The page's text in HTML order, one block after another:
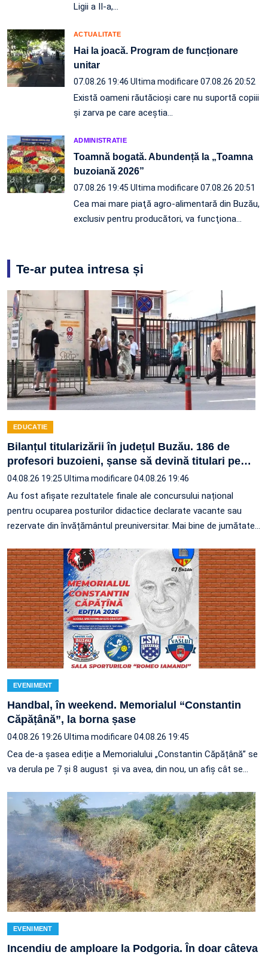
Ligii a II-a,…
ACTUALITATE
Hai la joacă. Program de funcționare
unitar
07.08.26 19:46 Ultima modificare 07.08.26 20:52
Există oameni răutăcioși care nu suportă copiii
și zarva pe care aceștia…
ADMINISTRATIE
Toamnă bogată. Abundență la „Toamna
buzoiană 2026”
07.08.26 19:45 Ultima modificare 07.08.26 20:51
Cea mai mare piaţă agro-alimentară din Buzău,
exclusiv pentru producători, va funcţiona…
Te-ar putea intresa și
EDUCATIE
Bilanțul titularizării în județul Buzău. 186 de
profesori buzoieni, șanse să devină titulari pe…
04.08.26 19:25 Ultima modificare 04.08.26 19:46
Au fost afișate rezultatele finale ale concursului național
pentru ocuparea posturilor didactice declarate vacante sau
rezervate din învățământul preuniversitar. Mai bine de jumătate…
EVENIMENT
Handbal, în weekend. Memorialul “Constantin
Căpățână”, la borna șase
04.08.26 19:26 Ultima modificare 04.08.26 19:45
Cea de-a șasea ediție a Memorialului „Constantin Căpățână” se
va derula pe 7 și 8 august și va avea, din nou, un afiș cât se…
EVENIMENT
Incendiu de amploare la Podgoria. În doar câteva